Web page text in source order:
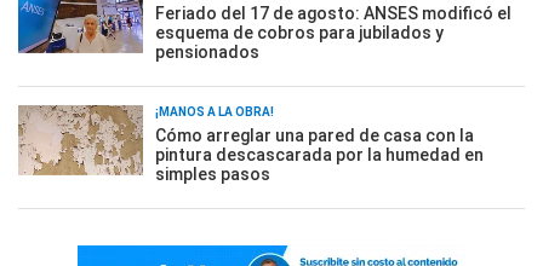
Feriado del 17 de agosto: ANSES modificó el
esquema de cobros para jubilados y
pensionados
¡MANOS A LA OBRA!
Cómo arreglar una pared de casa con la
pintura descascarada por la humedad en
simples pasos